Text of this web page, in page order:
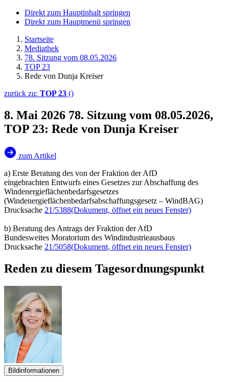
Direkt zum Hauptinhalt springen
Direkt zum Hauptmenü springen
Startseite
Mediathek
78. Sitzung vom 08.05.2026
TOP 23
Rede von Dunja Kreiser
zurück zu: TOP 23 ()
8. Mai 2026 78. Sitzung vom 08.05.2026,
TOP 23: Rede von Dunja Kreiser
zum Artikel
a) Erste Beratung des von der Fraktion der AfD
eingebrachten Entwurfs eines Gesetzes zur Abschaffung des
Windenergieflächenbedarfsgesetzes
(Windenergieflächenbedarfsabschaffungsgesetz – WindBAG)
Drucksache 21/5388(Dokument, öffnet ein neues Fenster)
b) Beratung des Antrags der Fraktion der AfD
Bundesweites Moratorium des Windindustrieausbaus
Drucksache 21/5058(Dokument, öffnet ein neues Fenster)
Reden zu diesem Tagesordnungspunkt
Bildinformationen